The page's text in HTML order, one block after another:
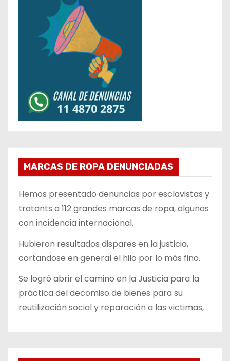
MARCAS DE ROPA DENUNCIADAS
Hemos presentado denuncias por esclavistas y
tratants a 112 grandes marcas de ropa, algunas
con incidencia internacional.
Hubieron resultados dispares en la justicia,
cortandose en general el hilo por lo más fino.
Se logró abrir el camino en la Justicia para la
práctica del decomiso de bienes para su
reutilización social y reparación a las victimas,